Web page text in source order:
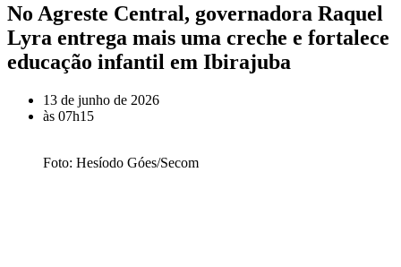
No Agreste Central, governadora Raquel
Lyra entrega mais uma creche e fortalece
educação infantil em Ibirajuba
13 de junho de 2026
às 07h15
Foto: Hesíodo Góes/Secom